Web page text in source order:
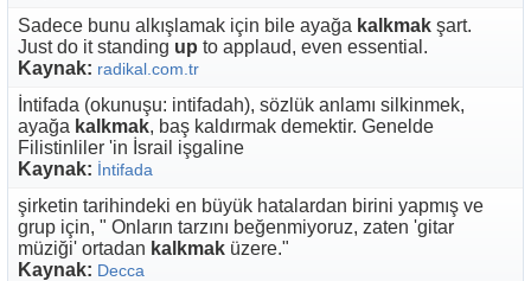
Sadece bunu alkışlamak için bile ayağa kalkmak şart.
Just do it standing up to applaud, even essential.
Kaynak: radikal.com.tr
İntifada (okunuşu: intifadah), sözlük anlamı silkinmek,
ayağa kalkmak, baş kaldırmak demektir. Genelde
Filistinliler 'in İsrail işgaline
Kaynak: İntifada
şirketin tarihindeki en büyük hatalardan birini yapmış ve
grup için, " Onların tarzını beğenmiyoruz, zaten 'gitar
müziği' ortadan kalkmak üzere."
Kaynak: Decca